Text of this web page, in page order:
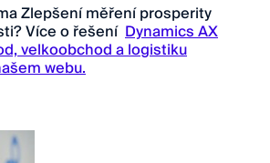
Zlepšení měření prosperity
Více o řešení Dynamics AX
velkoobchod a logistiku
webu.